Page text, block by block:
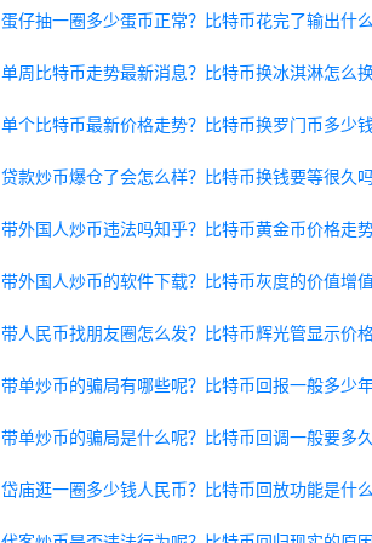
蛋仔抽一圈多少蛋币正常？比特币花完了输出什么
单周比特币走势最新消息？比特币换冰淇淋怎么
单个比特币最新价格走势？比特币换罗门币多少
贷款炒币爆仓了会怎么样？比特币换钱要等很久
带外国人炒币违法吗知乎？比特币黄金币价格走
带外国人炒币的软件下载？比特币灰度的价值增值
带人民币找朋友圈怎么发？比特币辉光管显示价
带单炒币的骗局有哪些呢？比特币回报一般多少
带单炒币的骗局是什么呢？比特币回调一般要多久
岱庙逛一圈多少钱人民币？比特币回放功能是什么